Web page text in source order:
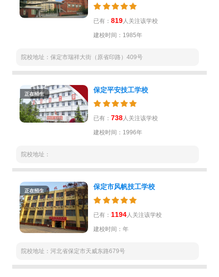
已有： 819人关注该学校
建校时间：1985年
院校地址：保定市瑞祥大街（原省印路）409号
正在招生
保定平安技工学校
已有： 738人关注该学校
建校时间：1996年
院校地址：
正在招生
保定市风帆技工学校
已有： 1194人关注该学校
建校时间：年
院校地址：河北省保定市天威东路679号